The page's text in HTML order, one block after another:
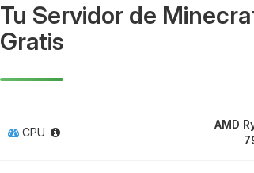
Tu Servidor de
Gratis
CPU
AMD